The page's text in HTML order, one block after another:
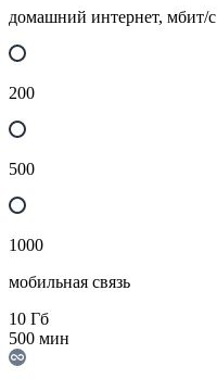
домашний интернет, мбит/с
200
500
1000
мобильная связь
10 Гб
500 мин